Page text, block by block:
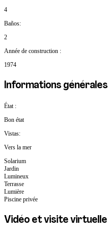
4
Baños:
2
Année de construction :
1974
Informations générales
État :
Bon état
Vistas:
Vers la mer
Solarium
Jardin
Lumineux
Terrasse
Lumière
Piscine privée
Vidéo et visite virtuelle